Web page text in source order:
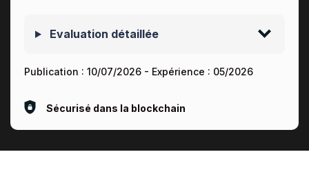
Evaluation détaillée
Publication : 10/07/2026 - Expérience : 05/2026
Sécurisé dans la blockchain